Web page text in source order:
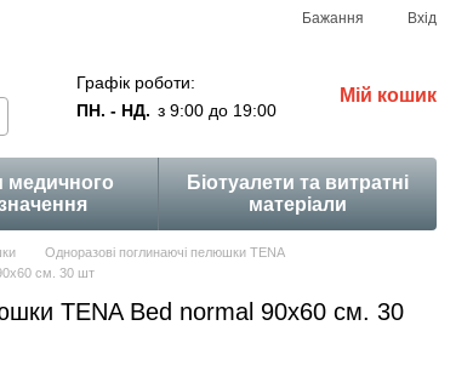
Бажання Вхід
Графік роботи:
ПН. - НД. з 9:00 до 19:00
Мій кошик
медичного
Біотуалети та витратні
матеріали
Одноразові поглинаючі пелюшки TENA
см. 30 шт
TENA Bed normal 90x60 см. 30